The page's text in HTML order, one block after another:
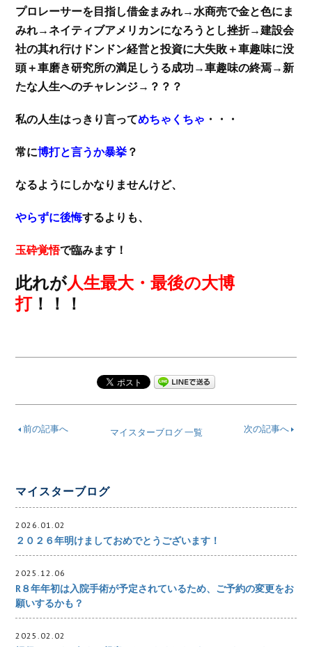
プロレーサーを目指し借金まみれ→水商売で金と色にま
みれ→ネイティブアメリカンになろうとし挫折→建設会
社の其れ行けドンドン経営と投資に大失敗＋車趣味に没
頭＋車磨き研究所の満足しうる成功→車趣味の終焉→新
たな人生へのチャレンジ→？？？
私の人生はっきり言ってめちゃくちゃ ・・・
常に博打と言うか暴挙 ？
なるようにしかなりませんけど、
やらずに後悔するよりも、
玉砕覚悟で臨みます！
此れが人生最大・最後の大博
打！！！
前の記事へ 次の記事へ
マイスターブログ 一覧
マイスターブログ
2026.01.02
２０２６年明けましておめでとうございます！
2025.12.06
R８年年初は入院手術が予定されているため、ご予約の変更をお
願いするかも？
2025.02.02